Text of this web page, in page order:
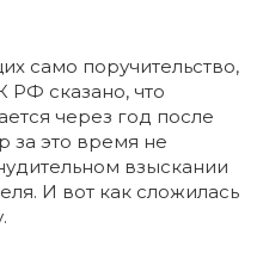
само поручительство,
РФ сказано, что
через год после
за это время не
взыскании
И вот как сложилась